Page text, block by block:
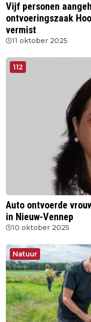
Vijf personen
ontvoeringszaak
vermist
11 oktober 2025
112
Auto ontvoerde
in Nieuw-Vennep
10 oktober 2025
Natuur